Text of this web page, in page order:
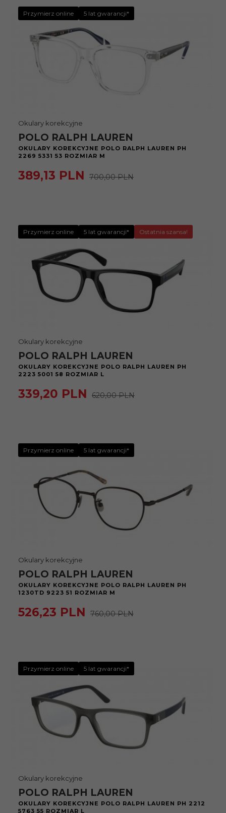
Przymierz online 5 lat gwarancji*
Okulary korekcyjne
POLO RALPH LAUREN
OKULARY KOREKCYJNE POLO RALPH LAUREN PH
2269 5331 53 ROZMIAR M
389,13 PLN 700,00 PLN
Przymierz online 5 lat gwarancji* Ostatnia szansa!
Okulary korekcyjne
POLO RALPH LAUREN
OKULARY KOREKCYJNE POLO RALPH LAUREN PH
2223 5001 58 ROZMIAR L
339,20 PLN 620,00 PLN
Przymierz online 5 lat gwarancji*
Okulary korekcyjne
POLO RALPH LAUREN
OKULARY KOREKCYJNE POLO RALPH LAUREN PH
1230TD 9223 51 ROZMIAR M
526,23 PLN 760,00 PLN
Przymierz online 5 lat gwarancji*
Okulary korekcyjne
POLO RALPH LAUREN
OKULARY KOREKCYJNE POLO RALPH LAUREN PH 2212
5763 55 ROZMIAR L